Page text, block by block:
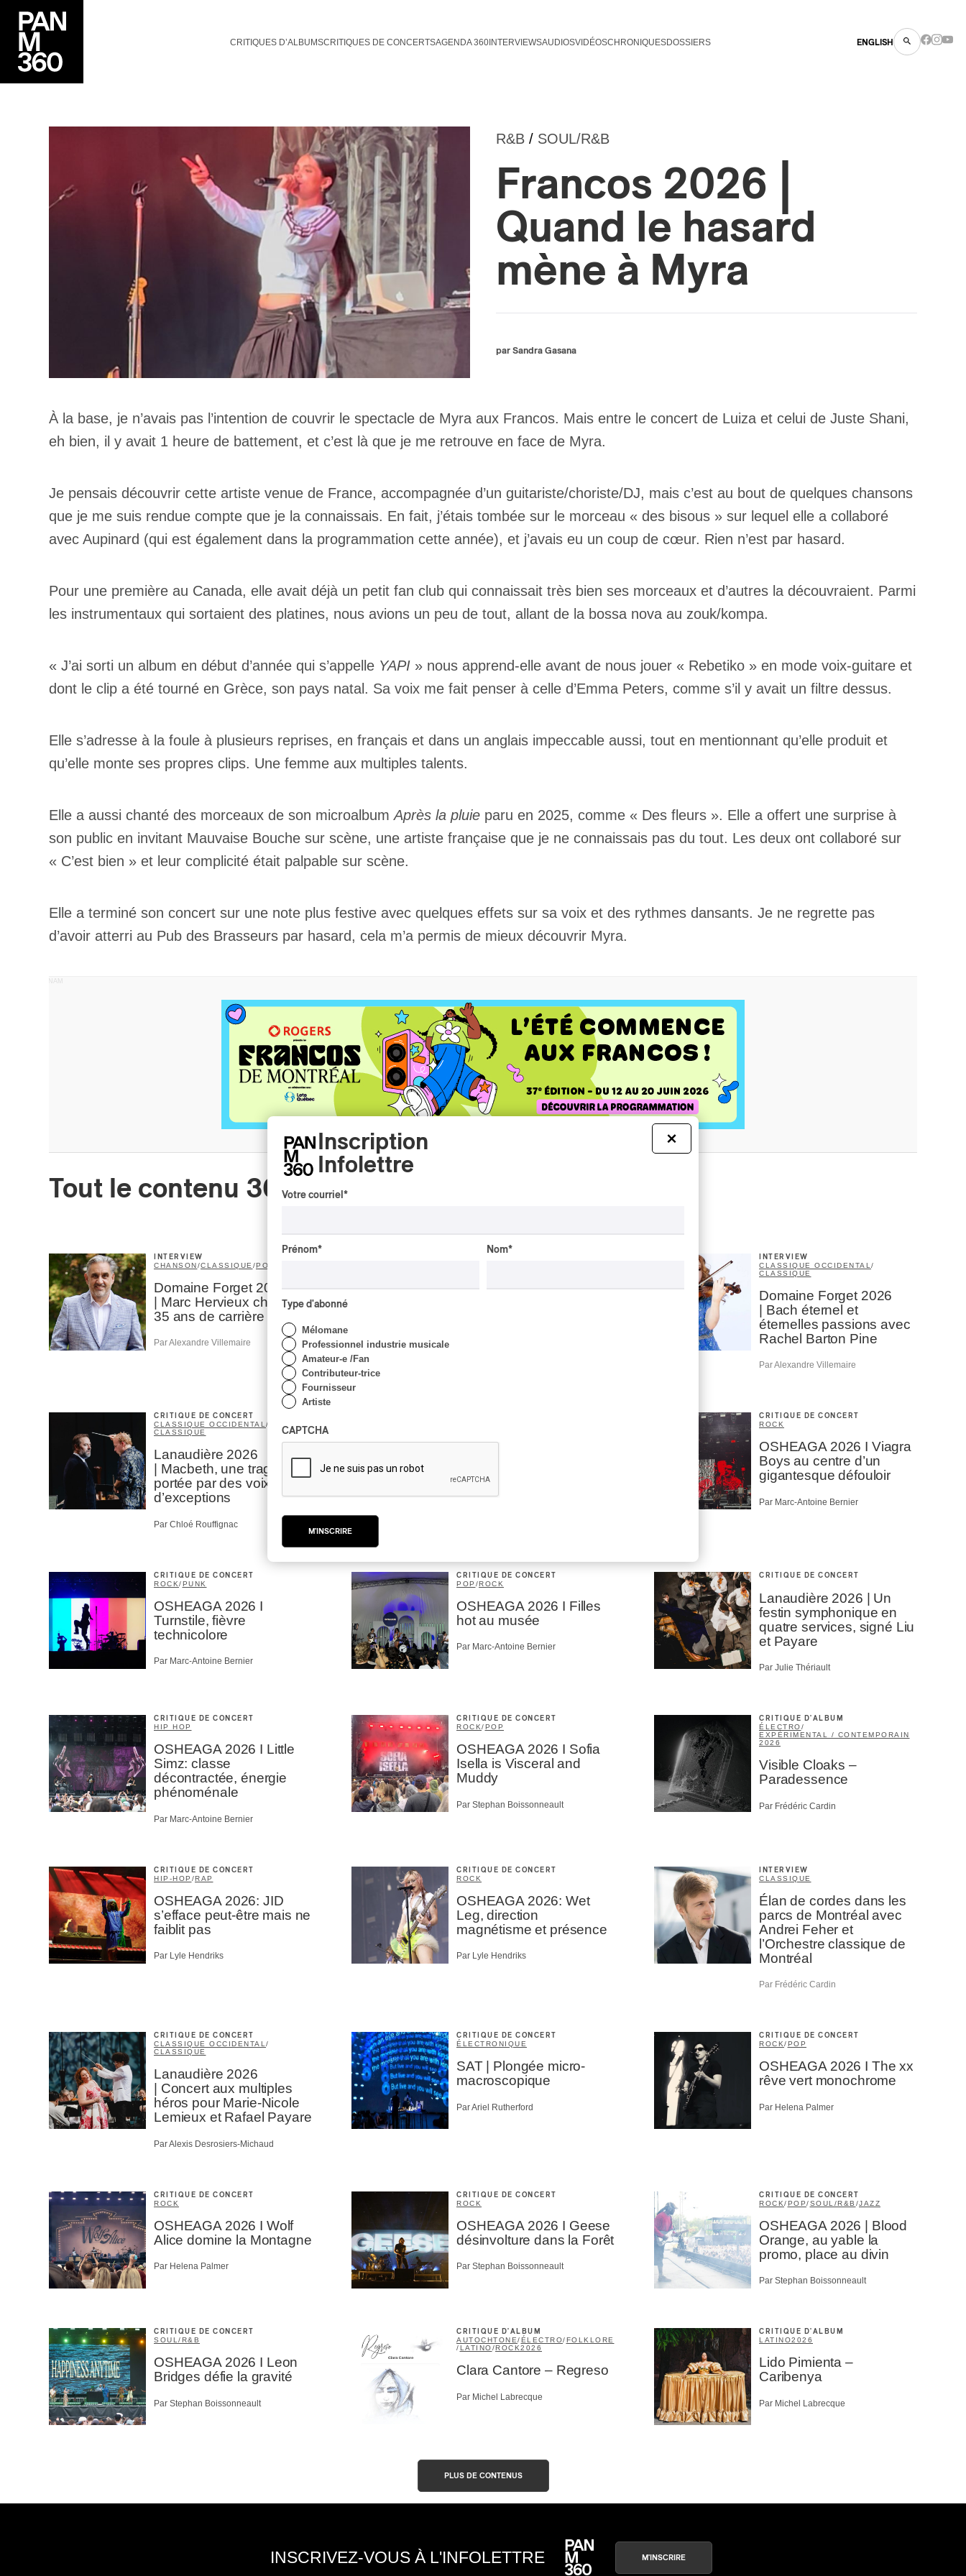
CRITIQUES D’ALBUMSCRITIQUES DE CONCERTSAGENDA 360INTERVIEWSAUDIOSVIDÉOSCHRONIQUESDOSSIERS ENGLISH
R&B / SOUL/R&B
Francos 2026 |
Quand le hasard
mène à Myra
par Sandra Gasana
À la base, je n’avais pas l’intention de couvrir le spectacle de Myra aux Francos. Mais entre le concert de Luiza et celui de Juste Shani,
eh bien, il y avait 1 heure de battement, et c’est là que je me retrouve en face de Myra.
Je pensais découvrir cette artiste venue de France, accompagnée d’un guitariste/choriste/DJ, mais c’est au bout de quelques chansons
que je me suis rendue compte que je la connaissais. En fait, j’étais tombée sur le morceau « des bisous » sur lequel elle a collaboré
avec Aupinard (qui est également dans la programmation cette année), et j’avais eu un coup de cœur. Rien n’est par hasard.
Pour une première au Canada, elle avait déjà un petit fan club qui connaissait très bien ses morceaux et d’autres la découvraient. Parmi
les instrumentaux qui sortaient des platines, nous avions un peu de tout, allant de la bossa nova au zouk/kompa.
« J’ai sorti un album en début d’année qui s’appelle YAPI » nous apprend-elle avant de nous jouer « Rebetiko » en mode voix-guitare et
dont le clip a été tourné en Grèce, son pays natal. Sa voix me fait penser à celle d’Emma Peters, comme s’il y avait un filtre dessus.
Elle s’adresse à la foule à plusieurs reprises, en français et dans un anglais impeccable aussi, tout en mentionnant qu’elle produit et
qu’elle monte ses propres clips. Une femme aux multiples talents.
Elle a aussi chanté des morceaux de son microalbum Après la pluie paru en 2025, comme « Des fleurs ». Elle a offert une surprise à
son public en invitant Mauvaise Bouche sur scène, une artiste française que je ne connaissais pas du tout. Les deux ont collaboré sur
« C’est bien » et leur complicité était palpable sur scène.
Elle a terminé son concert sur une note plus festive avec quelques effets sur sa voix et des rythmes dansants. Je ne regrette pas
d’avoir atterri au Pub des Brasseurs par hasard, cela m’a permis de mieux découvrir Myra.
PUBLICITÉ PANAM
Tout le contenu 360
INTERVIEW
CHANSON/CLASSIQUE /POP
Domaine Forget 2026
| Marc Hervieux chante
35 ans de carrière
Par Alexandre Villemaire
INTERVIEW
CLASSIQUE OCCIDENTAL /
CLASSIQUE
Domaine Forget 2026
| Bach éternel et
éternelles passions avec
Rachel Barton Pine
Par Alexandre Villemaire
CRITIQUE DE CONCERT
CLASSIQUE OCCIDENTAL/
CLASSIQUE
Lanaudière 2026
| Macbeth, une tragédie
portée par des voix
d’exceptions
Par Chloé Rouffignac
OSHEAGA 2026 I Not For
scène de la Forêt
CRITIQUE DE CONCERT
ROCK
OSHEAGA 2026 I Viagra
Boys au centre d’un
gigantesque défouloir
Par Marc-Antoine Bernier
CRITIQUE DE CONCERT
ROCK/PUNK
OSHEAGA 2026 I
Turnstile, fièvre
technicolore
Par Marc-Antoine Bernier
CRITIQUE DE CONCERT
POP /ROCK
OSHEAGA 2026 I Filles
hot au musée
Par Marc-Antoine Bernier
CRITIQUE DE CONCERT
Lanaudière 2026 | Un
festin symphonique en
quatre services, signé Liu
et Payare
Par Julie Thériault
CRITIQUE DE CONCERT
HIP HOP
OSHEAGA 2026 I Little
Simz: classe
décontractée, énergie
phénoménale
Par Marc-Antoine Bernier
CRITIQUE DE CONCERT
ROCK/POP
OSHEAGA 2026 I Sofia
Isella is Visceral and
Muddy
Par Stephan Boissonneault
CRITIQUE D'ALBUM
ÉLECTRO/
EXPÉRIMENTAL / CONTEMPORAIN
2026
Visible Cloaks –
Paradessence
Par Frédéric Cardin
CRITIQUE DE CONCERT
HIP-HOP /RAP
OSHEAGA 2026: JID
s’efface peut-être mais ne
faiblit pas
Par Lyle Hendriks
CRITIQUE DE CONCERT
ROCK
OSHEAGA 2026: Wet
Leg, direction
magnétisme et présence
Par Lyle Hendriks
INTERVIEW
CLASSIQUE
Élan de cordes dans les
parcs de Montréal avec
Andrei Feher et
l’Orchestre classique de
Montréal
Par Frédéric Cardin
CRITIQUE DE CONCERT
CLASSIQUE OCCIDENTAL /
CLASSIQUE
Lanaudière 2026
| Concert aux multiples
héros pour Marie-Nicole
Lemieux et Rafael Payare
Par Alexis Desrosiers-Michaud
CRITIQUE DE CONCERT
ÉLECTRONIQUE
SAT | Plongée micro-
macroscopique
Par Ariel Rutherford
CRITIQUE DE CONCERT
ROCK/POP
OSHEAGA 2026 I The xx
rêve vert monochrome
Par Helena Palmer
CRITIQUE DE CONCERT
ROCK
OSHEAGA 2026 I Wolf
Alice domine la Montagne
Par Helena Palmer
CRITIQUE DE CONCERT
ROCK
OSHEAGA 2026 I Geese
désinvolture dans la Forêt
Par Stephan Boissonneault
CRITIQUE DE CONCERT
ROCK/POP/SOUL/R&B /JAZZ
OSHEAGA 2026 | Blood
Orange, au yable la
promo, place au divin
Par Stephan Boissonneault
CRITIQUE DE CONCERT
SOUL/R&B
OSHEAGA 2026 I Leon
Bridges défie la gravité
Par Stephan Boissonneault
CRITIQUE D'ALBUM
AUTOCHTONE/ÉLECTRO/FOLKLORE
/LATINO/ROCK2026
Clara Cantore – Regreso
Par Michel Labrecque
CRITIQUE D'ALBUM
LATINO2026
Lido Pimienta –
Caribenya
Par Michel Labrecque
PLUS DE CONTENUS
INSCRIVEZ-VOUS À L'INFOLETTRE M'INSCRIRE
×
Inscription
Infolettre
Votre courriel *
Prénom* Nom*
Type d'abonné
Mélomane
Professionnel industrie musicale
Amateur-e /Fan
Contributeur-trice
Fournisseur
Artiste
CAPTCHA
M'INSCRIRE